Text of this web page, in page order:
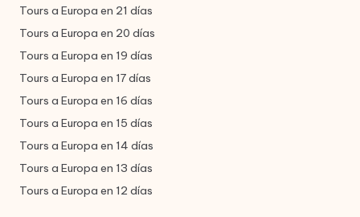
Tours a Europa en 21 días
Tours a Europa en 20 días
Tours a Europa en 19 días
Tours a Europa en 17 días
Tours a Europa en 16 días
Tours a Europa en 15 días
Tours a Europa en 14 días
Tours a Europa en 13 días
Tours a Europa en 12 días